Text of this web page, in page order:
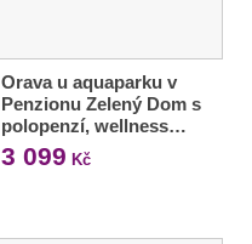
Orava u aquaparku v
Penzionu Zelený Dom s
polopenzí, wellness…
3 099 Kč